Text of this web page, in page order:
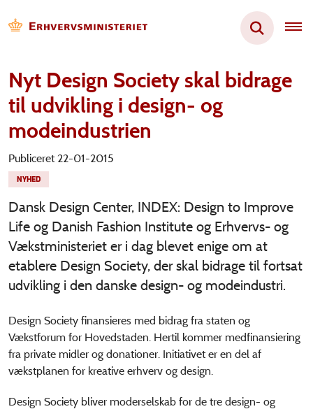
Nyt Design Society skal bidrage
til udvikling i design- og
modeindustrien
Publiceret 22-01-2015
NYHED
Dansk Design Center, INDEX: Design to Improve
Life og Danish Fashion Institute og Erhvervs- og
Vækstministeriet er i dag blevet enige om at
etablere Design Society, der skal bidrage til fortsat
udvikling i den danske design- og modeindustri.
Design Society finansieres med bidrag fra staten og
Vækstforum for Hovedstaden. Hertil kommer medfinansiering
fra private midler og donationer. Initiativet er en del af
vækstplanen for kreative erhverv og design.
Design Society bliver moderselskab for de tre design- og